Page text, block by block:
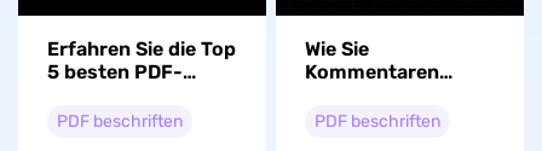
Erfahren Sie die Top
5 besten PDF-
Drawboard!
PDF beschriften
Wie Sie
Kommentaren
nach Excel
PDF beschriften